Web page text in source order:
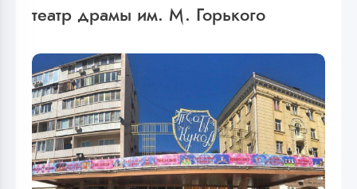
театр драмы им. М. Горького